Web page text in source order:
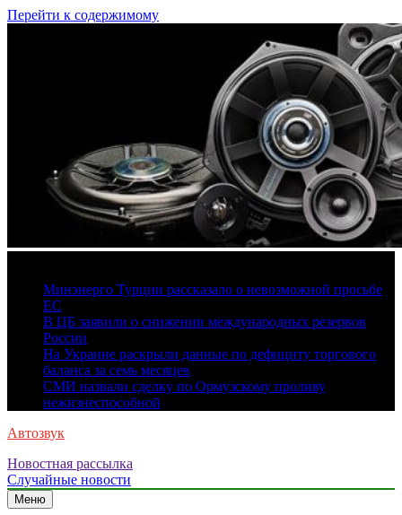
Перейти к содержимому
Минэнерго Турции рассказало о невозможной просьбе
ЕС
В ЦБ заявили о снижении международных резервов
России
На Украине раскрыли данные по дефициту торгового
баланса за семь месяцев
СМИ назвали сделку по Ормузскому проливу
нежизнеспособной
Автозвук
Новостная рассылка
Случайные новости
Меню